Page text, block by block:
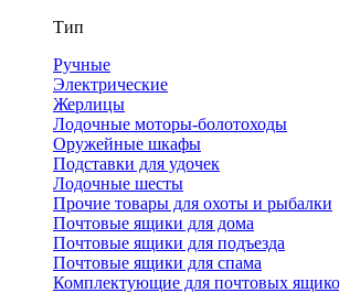
Тип
Ручные
Электрические
Жерлицы
Лодочные моторы-болотоходы
Оружейные шкафы
Подставки для удочек
Лодочные шесты
Прочие товары для охоты и рыбалки
Почтовые ящики для дома
Почтовые ящики для подъезда
Почтовые ящики для спама
Комплектующие для почтовых